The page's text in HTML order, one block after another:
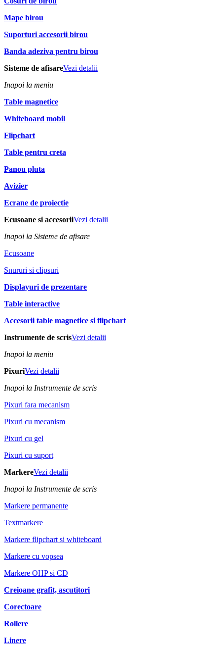
Mape birou
Suporturi accesorii birou
Banda adeziva pentru birou
Sisteme de afisareVezi detalii
Inapoi la meniu
Table magnetice
Whiteboard mobil
Flipchart
Table pentru creta
Panou pluta
Avizier
Ecrane de proiectie
Ecusoane si accesoriiVezi detalii
Inapoi la Sisteme de afisare
Ecusoane
Snururi si clipsuri
Displayuri de prezentare
Table interactive
Accesorii table magnetice si flipchart
Instrumente de scrisVezi detalii
Inapoi la meniu
PixuriVezi detalii
Inapoi la Instrumente de scris
Pixuri fara mecanism
Pixuri cu mecanism
Pixuri cu gel
Pixuri cu suport
MarkereVezi detalii
Inapoi la Instrumente de scris
Markere permanente
Textmarkere
Markere flipchart si whiteboard
Markere cu vopsea
Markere OHP si CD
Creioane grafit, ascutitori
Corectoare
Rollere
Linere